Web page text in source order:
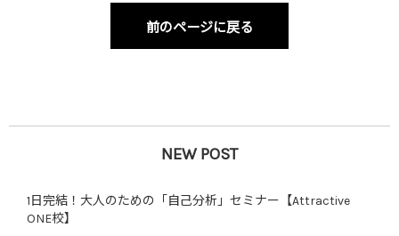
前のページに戻る
NEW POST
1日完結！大人のための「自己分析」セミナー【Attractive
ONE校】